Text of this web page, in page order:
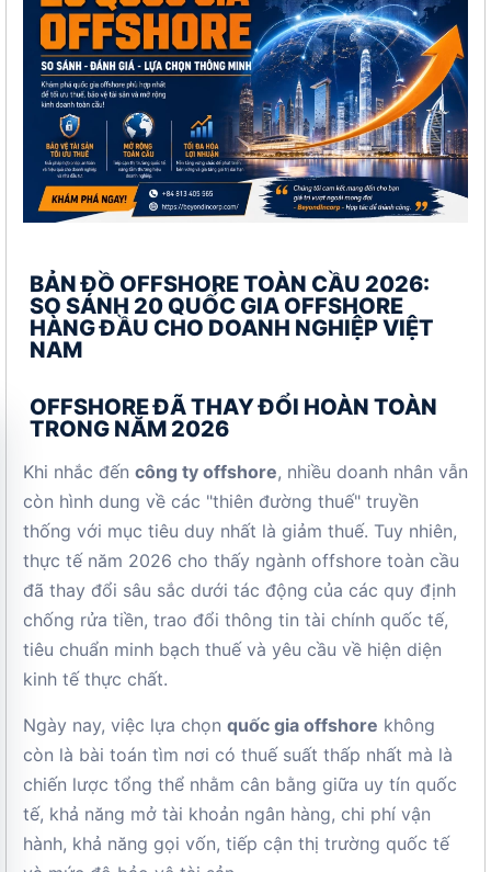
BẢN ĐỒ OFFSHORE TOÀN CẦU 2026:
SO SÁNH 20 QUỐC GIA OFFSHORE
HÀNG ĐẦU CHO DOANH NGHIỆP VIỆT
NAM
OFFSHORE ĐÃ THAY ĐỔI HOÀN TOÀN
TRONG NĂM 2026
Khi nhắc đến công ty offshore, nhiều doanh nhân vẫn
còn hình dung về các "thiên đường thuế" truyền
thống với mục tiêu duy nhất là giảm thuế. Tuy nhiên,
thực tế năm 2026 cho thấy ngành offshore toàn cầu
đã thay đổi sâu sắc dưới tác động của các quy định
chống rửa tiền, trao đổi thông tin tài chính quốc tế,
tiêu chuẩn minh bạch thuế và yêu cầu về hiện diện
kinh tế thực chất.
Ngày nay, việc lựa chọn quốc gia offshore không
còn là bài toán tìm nơi có thuế suất thấp nhất mà là
chiến lược tổng thể nhằm cân bằng giữa uy tín quốc
tế, khả năng mở tài khoản ngân hàng, chi phí vận
hành, khả năng gọi vốn, tiếp cận thị trường quốc tế